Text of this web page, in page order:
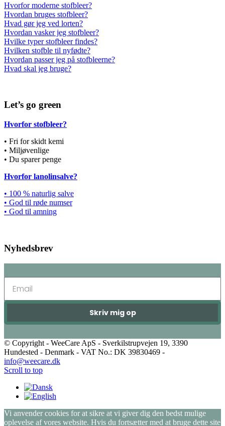
Hvorfor moderne stofbleer?
Hvordan bruges stofbleer?
Hvad gør jeg ved lorten?
Hvordan vasker jeg stofbleer?
Hvilke typer stofbleer findes?
Hvilken stofble til nyfødte?
Hvordan passer jeg på stofbleerne?
Hvad skal jeg bruge?
Let’s go green
Hvorfor stofbleer?
• Fri for skidt kemi
• Miljøvenlige
• Du sparer penge
Hvorfor lanolinsalve?
• 100 % naturlig salve
• God til røde numser
• God til amning
Nyhedsbrev
Skriv mig op
© Copyright - WeeCare ApS - Sverkilstrupvejen 19, 3390
Hundested - Denmark - VAT No.: DK 39830469 -
info@weecare.dk
Scroll to top
Vi anvender cookies for at sikre at vi giver dig den bedst mulige
oplevelse af vores website. Hvis du fortsætter med at bruge dette site